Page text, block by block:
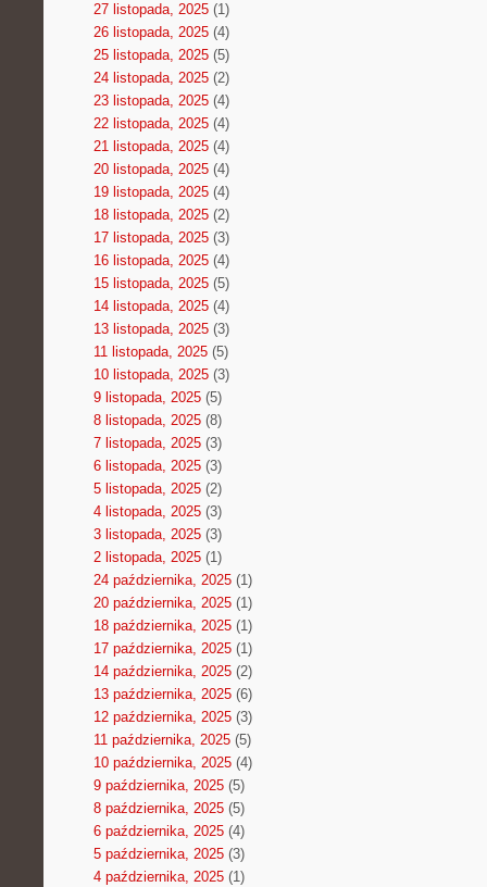
27 listopada, 2025(1)
26 listopada, 2025(4)
25 listopada, 2025(5)
24 listopada, 2025(2)
23 listopada, 2025(4)
22 listopada, 2025(4)
21 listopada, 2025(4)
20 listopada, 2025(4)
19 listopada, 2025(4)
18 listopada, 2025(2)
17 listopada, 2025(3)
16 listopada, 2025(4)
15 listopada, 2025(5)
14 listopada, 2025(4)
13 listopada, 2025(3)
11 listopada, 2025(5)
10 listopada, 2025(3)
9 listopada, 2025(5)
8 listopada, 2025(8)
7 listopada, 2025(3)
6 listopada, 2025(3)
5 listopada, 2025(2)
4 listopada, 2025(3)
3 listopada, 2025(3)
2 listopada, 2025(1)
24 października, 2025(1)
20 października, 2025(1)
18 października, 2025(1)
17 października, 2025(1)
14 października, 2025(2)
13 października, 2025(6)
12 października, 2025(3)
11 października, 2025(5)
10 października, 2025(4)
9 października, 2025(5)
8 października, 2025(5)
6 października, 2025(4)
5 października, 2025(3)
4 października, 2025(1)